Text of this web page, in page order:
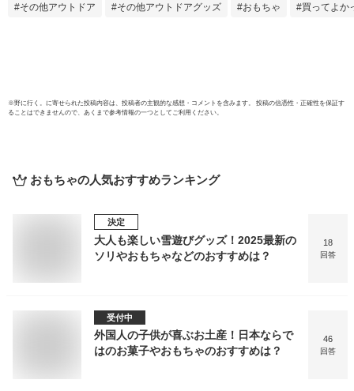
その他アウトドア その他アウトドアグッズ おもちゃ 買ってよか
※野に行く。 に寄せられた投稿内容は、投稿者の主観的な感想・コメントを含みます。 投稿の信憑性・正確性を保証す
ることはできませんので、あくまで参考情報の一つとしてご利用ください。
おもちゃの人気おすすめランキング
決定
大人も楽しい雪遊びグッズ！2025最新の
ソリやおもちゃなどのおすすめは？
18
回答
受付中
外国人の子供が喜ぶお土産！日本ならで
はのお菓子やおもちゃのおすすめは？
46
回答